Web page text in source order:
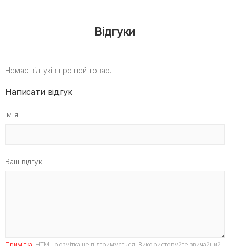
Відгуки
Немає відгуків про цей товар.
Написати відгук
ім'я
Ваш відгук: